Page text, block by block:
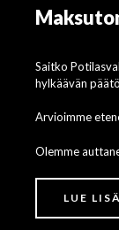
Saitko
hylkäävän
Arvioimme
Olemme
LUE